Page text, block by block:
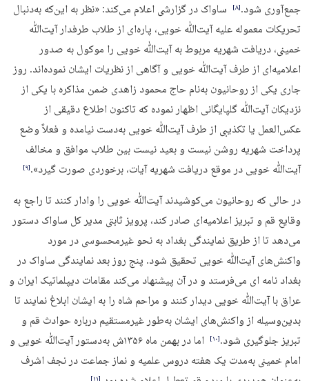
جمع‌آوری شود.‏[۸]‎
ساواک در گزارشی اعلام می‌کند: «نظر به این‌که به‌دنبال
تحریکات معموله علیه آیت‌ﷲ خویی، پاره‌ای از طلاب طرفدار آیت‌ﷲ
خمینی، دریافت شهریه مربوط به آیت‌ﷲ خویی را موکول به صدور
اعلامیه‌ای از طرف آیت‌ﷲ خویی و آگاهی از نظریات ایشان نموده‌اند. روز
جاری یکی از روحانیون به‌نام حاج محمود زاهدی ضمن مذاکره با یکی از
نزدیکان آیت‌ﷲ گلپایگانی اظهار نموده که تاکنون اطلاع دقیقی از
عکس‌العمل یا تکذیبی از طرف آیت‌ﷲ خویی به‌دست نیامده و فعلاً وضع
پرداخت شهریه روشن نیست و بعید نیست بین طلاب موافق و مخالف
آیت‌ﷲ خویی در موقع دریافت شهریه آیات، برخوردی صورت گیرد».‏[۹]‎
در حالی که روحانیون می‌کوشیدند آیت‌ﷲ خویی را وادار کنند تا راجع به
وقایع قم و تبریز اعلامیه‌ای صادر کند، پرویز ثابتی مدیر کل ساواک دستور
می‌دهد تا از طریق نمایندگی بغداد به نحو غیرمحسوسی در مورد
واکنش‌های آیت‌ﷲ خویی تحقیق شود. پنج روز بعد نمایندگی ساواک در
بغداد نامه ای می‌فرستد و در آن پیشنهاد می‌کند مقامات دیپلماتیک ایران و
عراق با آیت‌ﷲ خویی دیدار کنند و مراحم شاه را به ایشان ابلاغ نمایند تا
بدین‌وسیله از واکنش‌های ایشان به‌طور غیرمستقیم درباره حوادث قم و
تبریز جلوگیری شود.‏[۱۰]‎
اما در بهمن ماه ۱۳۵۶ش به‌دستور آیت‌ﷲ خویی و
امام خمینی به‌مدت یک هفته دروس علمیه و نماز جماعت در نجف اشرف